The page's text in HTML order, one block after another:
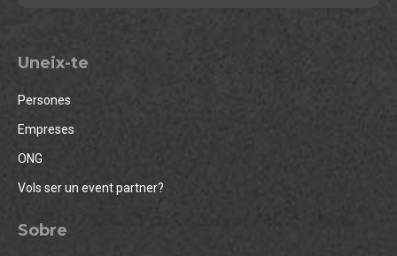
Uneix-te
Persones
Empreses
ONG
Vols ser un event partner?
Sobre